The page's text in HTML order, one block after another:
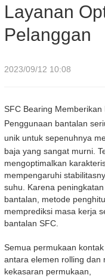
Layanan
Pelanggan
2023/09/12 10:08
SFC Bearing Memberikan
Penggunaan bantalan
unik untuk sepenuhnya
baja yang sangat murni.
mengoptimalkan
mempengaruhi
suhu. Karena
bantalan, metode
memprediksi masa kerja
bantalan SFC.
Semua permukaan
antara elemen rolling dan
kekasaran permukaan,